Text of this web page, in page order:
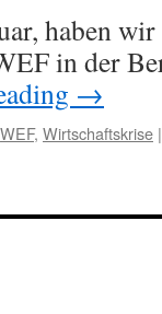
haben
in der
→
WEF, Wirtschaftskrise |